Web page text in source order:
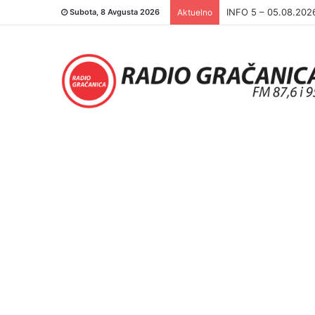
Subota, 8 Avgusta 2026 Aktuelno INFO 5 –